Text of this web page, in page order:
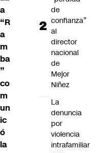
a
“R
a
m
ba
”
co
m
un
ic
ó
la
de
confianza”
al
director
nacional
de
Mejor
Niñez
La
denuncia
por
violencia
intrafamiliar